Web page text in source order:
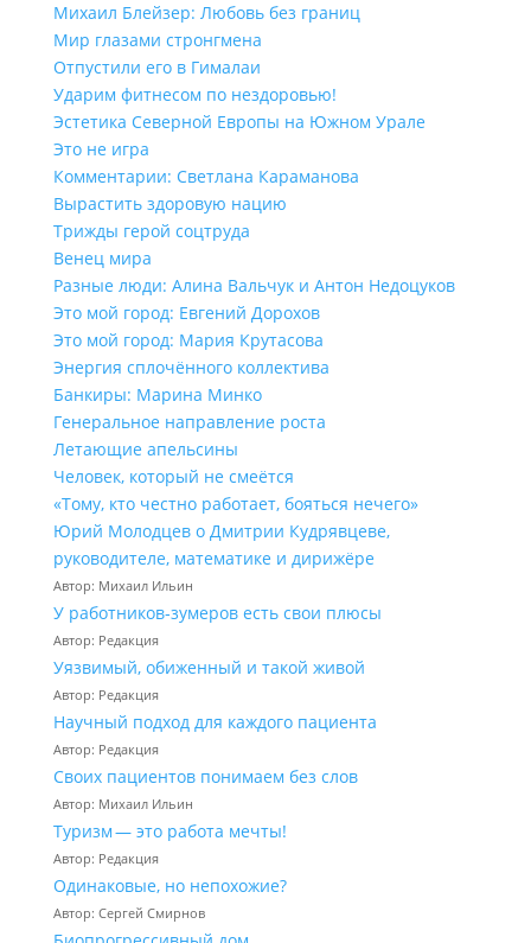
Михаил Блейзер: Любовь без границ
Мир глазами стронгмена
Отпустили его в Гималаи
Ударим фитнесом по нездоровью!
Эстетика Северной Европы на Южном Урале
Это не игра
Комментарии: Светлана Караманова
Вырастить здоровую нацию
Трижды герой соцтруда
Венец мира
Разные люди: Алина Вальчук и Антон Недоцуков
Это мой город: Евгений Дорохов
Это мой город: Мария Крутасова
Энергия сплочённого коллектива
Банкиры: Марина Минко
Генеральное направление роста
Летающие апельсины
Человек, который не смеётся
«Тому, кто честно работает, бояться нечего»
Юрий Молодцев о Дмитрии Кудрявцеве,
руководителе, математике и дирижёре
Автор: Михаил Ильин
У работников‑зумеров есть свои плюсы
Автор: Редакция
Уязвимый, обиженный и такой живой
Автор: Редакция
Научный подход для каждого пациента
Автор: Редакция
Своих пациентов понимаем без слов
Автор: Михаил Ильин
Туризм — это работа мечты!
Автор: Редакция
Одинаковые, но непохожие?
Автор: Сергей Смирнов